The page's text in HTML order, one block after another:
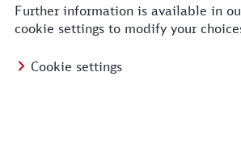
07-29 13:28
Hbf